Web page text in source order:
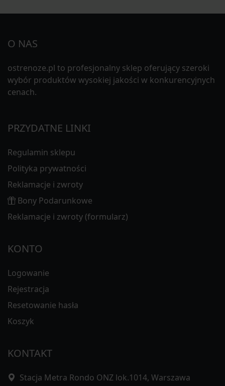
O NAS
ostrenoze.pl to profesjonalny sklep oferujący szeroki
wybór produktów wysokiej jakości w konkurencyjnych
cenach.
PRZYDATNE LINKI
Regulamin sklepu
Polityka prywatności
Reklamacje i zwroty
Bony Podarunkowe
Reklamacje i zwroty (formularz)
KONTO
Logowanie
Rejestracja
Resetowanie hasła
Koszyk
KONTAKT
Stacja Metra Rondo ONZ lok.1014, Warszawa